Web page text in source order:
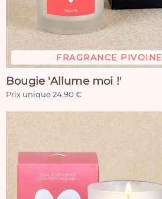
FRAGRANCE PIVOINE
Bougie 'Allume moi !'
Prix unique 24,90 €